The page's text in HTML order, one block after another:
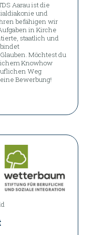
Aarau ist die
und
befähigen wir
in Kirche
staatlich und
Möchtest du
Knowhow
Weg
Bewerbung!